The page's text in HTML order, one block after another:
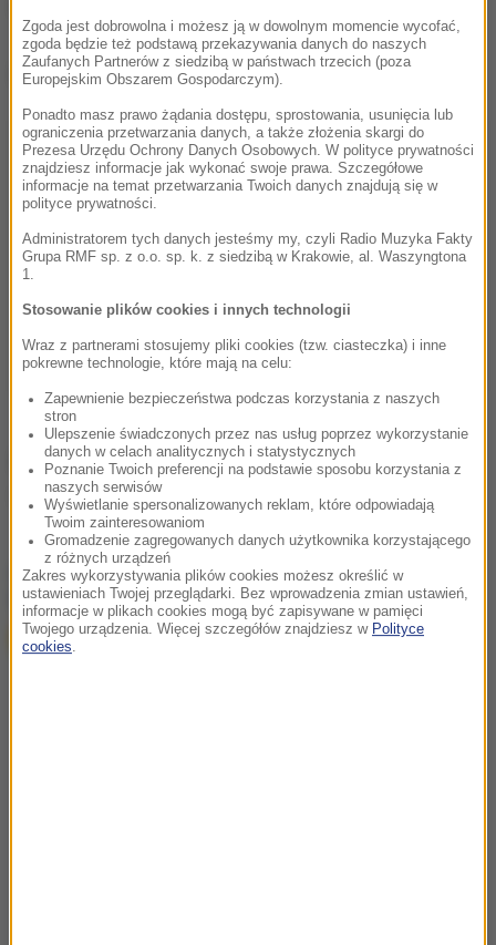
Dalsza część artykułu pod materiałem video:
Źródło: RMF FM
Tagi:policja
chcesz widzieć więcej artykułów od RMF24?dodaj w
Google
Zgoda jest dobrowolna i możesz ją w dowolnym momencie wycofać,
zgoda będzie też podstawą przekazywania danych do naszych
Zaufanych Partnerów z siedzibą w państwach trzecich (poza
Europejskim Obszarem Gospodarczym).
Ponadto masz prawo żądania dostępu, sprostowania, usunięcia lub
ograniczenia przetwarzania danych, a także złożenia skargi do
Prezesa Urzędu Ochrony Danych Osobowych. W polityce prywatności
znajdziesz informacje jak wykonać swoje prawa. Szczegółowe
informacje na temat przetwarzania Twoich danych znajdują się w
polityce prywatności.
Administratorem tych danych jesteśmy my, czyli Radio Muzyka Fakty
Grupa RMF sp. z o.o. sp. k. z siedzibą w Krakowie, al. Waszyngtona
1.
Stosowanie plików cookies i innych technologii
Wraz z partnerami stosujemy pliki cookies (tzw. ciasteczka) i inne
pokrewne technologie, które mają na celu:
Zapewnienie bezpieczeństwa podczas korzystania z naszych
stron
Ulepszenie świadczonych przez nas usług poprzez wykorzystanie
danych w celach analitycznych i statystycznych
Poznanie Twoich preferencji na podstawie sposobu korzystania z
naszych serwisów
Wyświetlanie spersonalizowanych reklam, które odpowiadają
Twoim zainteresowaniom
Gromadzenie zagregowanych danych użytkownika korzystającego
z różnych urządzeń
Zakres wykorzystywania plików cookies możesz określić w
ustawieniach Twojej przeglądarki. Bez wprowadzenia zmian ustawień,
informacje w plikach cookies mogą być zapisywane w pamięci
Twojego urządzenia. Więcej szczegółów znajdziesz w Polityce
cookies